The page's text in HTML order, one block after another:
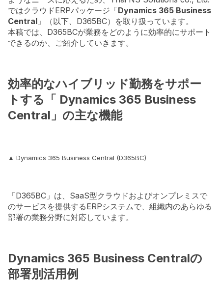
ではクラウドERPパッケージ「Dynamics 365 Business
Central 」（以下、D365BC）を取り扱っています。
本稿では、D365BCが業務をどのように効率的にサポート
できるのか、ご紹介していきます。
効率的なハイブリッド勤務をサポー
トする「 Dynamics 365 Business
Central」の主な機能
▲ Dynamics 365 Business Central (D365BC)
「D365BC」は、SaaS型クラウドおよびオンプレミスで
のサービスを提供するERPシステムで、組織内のあらゆる
部署の業務分野に対応しています。
Dynamics 365 Business Centralの
部署別活用例